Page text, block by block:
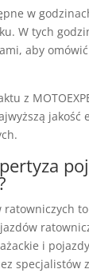
w
W tych
aby omówić
z
jakość
to
i
specjalistów z